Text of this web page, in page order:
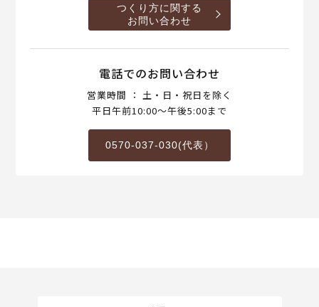
つくり方に関する
お問い合わせ
電話でのお問い合わせ
営業時間 ： 土・日・祝日を除く
平日午前10:00～午後5:00まで
0570-037-030(代表）